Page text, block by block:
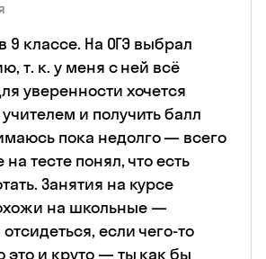
9 классе. На ОГЭ выбрал
т. к. у меня с ней всё
уверенности хочется
и получить балл
пока недолго — всего
тесте понял, что есть
Занятия на курсе
на школьные —
если чего-то
это и круто — ты как бы